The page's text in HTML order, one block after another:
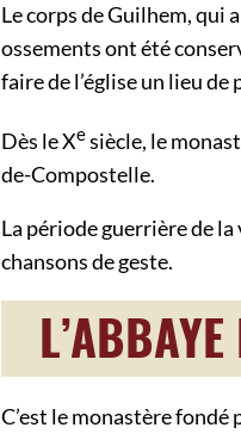
Le corps de Guilhem, qui
ossements ont été
faire de l’église un lieu de
Dès le Xesiècle, le
de-Compostelle.
La période guerrière de la
chansons de geste.
C’est le monastère fondé